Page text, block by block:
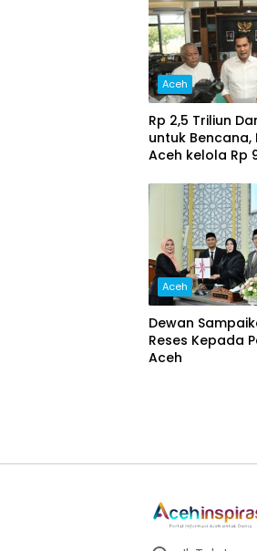
Aceh
Rp 2,5 Triliun
untuk Bencana,
Aceh kelola Rp
Aceh
Dewan
Reses Kepada
Aceh